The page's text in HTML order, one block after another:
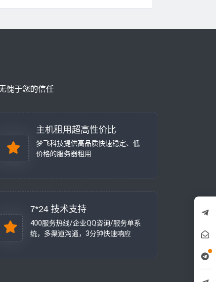
愧于您的信任
主机租用超高性价比
梦飞科技提供高品质快速稳定、低
价格的服务器租用
7*24 技术支持
400服务热线/企业QQ咨询/服务单系
统，多渠道沟通，3分钟快速响应